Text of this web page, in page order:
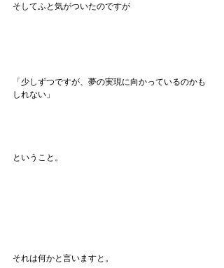
そしてふと気がついたのですが
「少しずつですが、夢の実現に向かっているのかも
しれない」
ということ。
それは何かと言いますと。